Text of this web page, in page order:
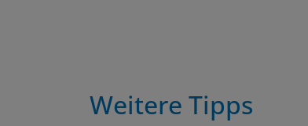
Weitere Tipps